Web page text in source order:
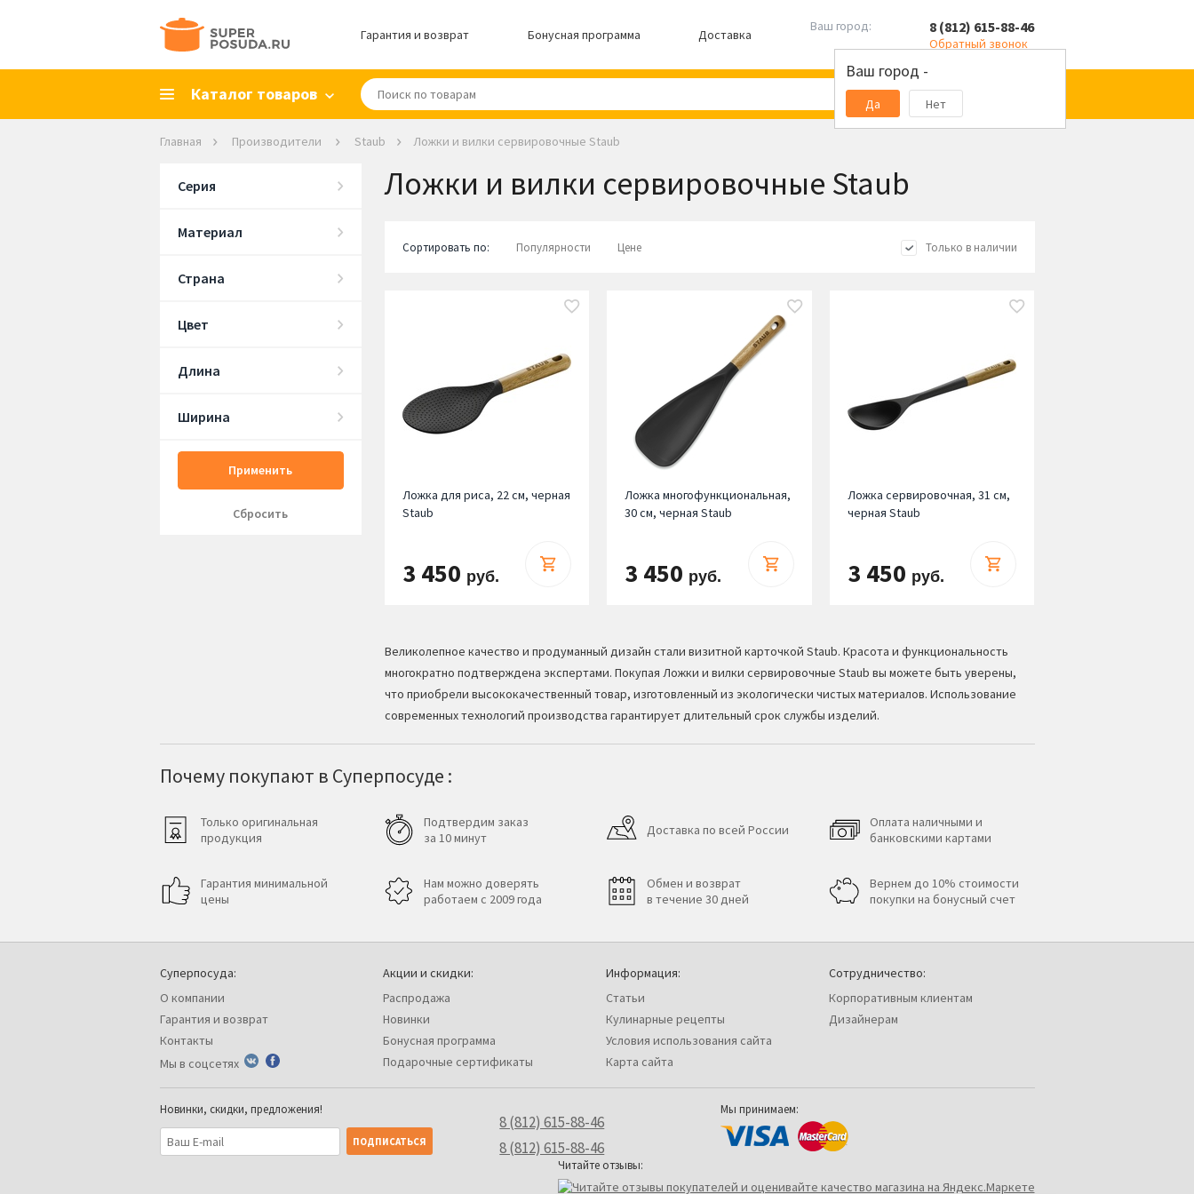
Гарантия и возврат Бонусная программа Доставка
Ваш город:
Ваш город -
Да Нет
8 (812) 615-88-46
Обратный звонок
Каталог товаров
Главная Производители Staub Ложки и вилки сервировочные Staub
Ложки и вилки сервировочные Staub
Сортировать по: Популярности Цене Только в наличии
Ложка для риса, 22 см, черная
Staub
3 450 руб.
Ложка многофункциональная,
30 см, черная Staub
3 450 руб.
Ложка сервировочная, 31 см,
черная Staub
3 450 руб.
Великолепное качество и продуманный дизайн стали визитной карточкой Staub. Красота и функциональность
многократно подтверждена экспертами. Покупая Ложки и вилки сервировочные Staub вы можете быть уверены,
что приобрели высококачественный товар, изготовленный из экологически чистых материалов. Использование
современных технологий производства гарантирует длительный срок службы изделий.
Серия
Материал
Страна
Цвет
Длина
Ширина
Применить
Сбросить
Почему покупают в Суперпосуде :
Только оригинальная
продукция
Гарантия минимальной
цены
Подтвердим заказ
за 10 минут
Нам можно доверять
работаем с 2009 года
Доставка по всей России
Обмен и возврат
в течение 30 дней
Оплата наличными и
банковскими картами
Вернем до 10% стоимости
покупки на бонусный счет
Суперпосуда:
О компании
Гарантия и возврат
Контакты
Мы в соцсетях
Акции и скидки:
Распродажа
Новинки
Бонусная программа
Подарочные сертификаты
Информация:
Статьи
Кулинарные рецепты
Условия использования сайта
Карта сайта
Сотрудничество:
Корпоративным клиентам
Дизайнерам
Новинки, скидки, предложения!
8 (812) 615-88-46
8 (812) 615-88-46
Мы принимаем:
Читайте отзывы: